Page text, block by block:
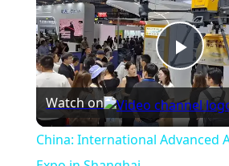
Play
Watch on
China: International Advanced